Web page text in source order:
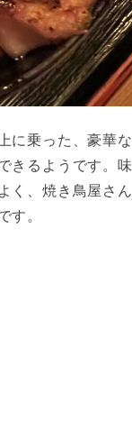
に乗った、豪華な
きるようです。味
く、焼き鳥屋さん
す。